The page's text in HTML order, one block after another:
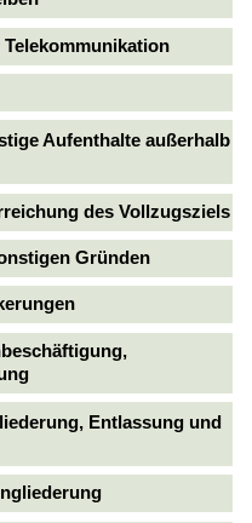
Aufenthalte außerhalb
des Vollzugsziels
Gründen
Entlassung und